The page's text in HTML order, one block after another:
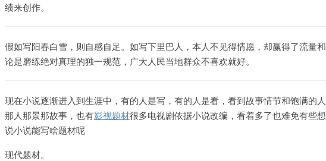
绩来创作。
假如写阳春白雪，则自感自足。如写下里巴人，本人不见得情愿，却赢得了流量
论是磨练绝对真理的独一规范，广大人民当地群众不喜欢就好。
现在小说逐渐进入到生涯中，有的人是写，有的人是看，看到故事情节和饱满的
那人那景那故事，也有影视题材很多电视剧依据小说改编，看着多了也难免有些
说小说能写啥题材呢
现代题材。